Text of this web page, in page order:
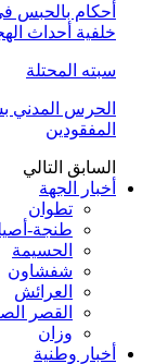
أحكام بالحبس
خلفية أحداث
سبته المحتلة
الحرس المدني
المفقودين
السابق التالي
أخبار الجهة
تطوان
طنجة-
الحسيمة
شفشاون
العرائش
القصر
وزان
أخبار وطنية